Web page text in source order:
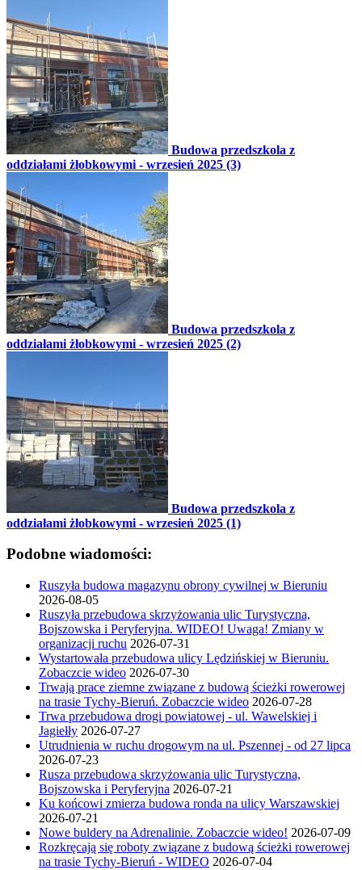
Budowa przedszkola z
oddziałami żłobkowymi - wrzesień 2025 (3)
Budowa przedszkola z
oddziałami żłobkowymi - wrzesień 2025 (2)
Budowa przedszkola z
oddziałami żłobkowymi - wrzesień 2025 (1)
Podobne wiadomości:
Ruszyła budowa magazynu obrony cywilnej w Bieruniu
2026-08-05
Ruszyła przebudowa skrzyżowania ulic Turystyczna,
Bojszowska i Peryferyjna. WIDEO! Uwaga! Zmiany w
organizacji ruchu 2026-07-31
Wystartowała przebudowa ulicy Lędzińskiej w Bieruniu.
Zobaczcie wideo 2026-07-30
Trwają prace ziemne związane z budową ścieżki rowerowej
na trasie Tychy-Bieruń. Zobaczcie wideo 2026-07-28
Trwa przebudowa drogi powiatowej - ul. Wawelskiej i
Jagiełły 2026-07-27
Utrudnienia w ruchu drogowym na ul. Pszennej - od 27 lipca
2026-07-23
Rusza przebudowa skrzyżowania ulic Turystyczna,
Bojszowska i Peryferyjna 2026-07-21
Ku końcowi zmierza budowa ronda na ulicy Warszawskiej
2026-07-21
Nowe buldery na Adrenalinie. Zobaczcie wideo! 2026-07-09
Rozkręcają się roboty związane z budową ścieżki rowerowej
na trasie Tychy-Bieruń - WIDEO 2026-07-04